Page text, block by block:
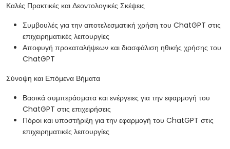
Καλές Πρακτικές και Δεοντολογικές Σκέψεις
Συμβουλές για την αποτελεσματική χρήση του ChatGPT στις
επιχειρηματικές λειτουργίες
Αποφυγή προκαταλήψεων και διασφάλιση ηθικής χρήσης του
ChatGPT
Σύνοψη και Επόμενα Βήματα
Βασικά συμπεράσματα και ενέργειες για την εφαρμογή του
ChatGPT στις επιχειρήσεις
Πόροι και υποστήριξη για την εφαρμογή του ChatGPT στις
επιχειρηματικές λειτουργίες